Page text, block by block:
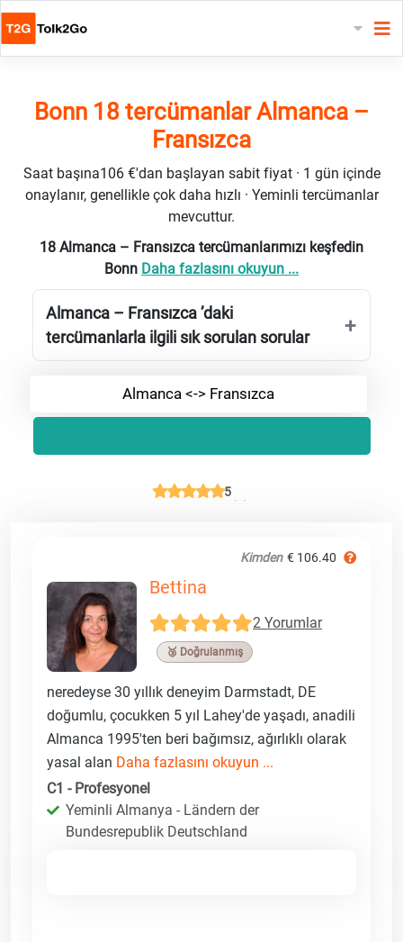
Bonn 18 tercümanlar Almanca –
Fransızca
Saat başına106 €'dan başlayan sabit fiyat · 1 gün içinde
onaylanır, genellikle çok daha hızlı · Yeminli tercümanlar
mevcuttur.
18 Almanca – Fransızca tercümanlarımızı keşfedin
Bonn Daha fazlasını okuyun ...
Almanca – Fransızca ’daki
tercümanlarla ilgili sık sorulan sorular
Almanca <-> Fransızca
5
Kimden € 106.40
Bettina
2 Yorumlar
🥉 Doğrulanmış
neredeyse 30 yıllık deneyim Darmstadt, DE
doğumlu, çocukken 5 yıl Lahey'de yaşadı, anadili
Almanca 1995'ten beri bağımsız, ağırlıklı olarak
yasal alan Daha fazlasını okuyun ...
C1 - Profesyonel
Yeminli Almanya - Ländern der
Bundesrepublik Deutschland